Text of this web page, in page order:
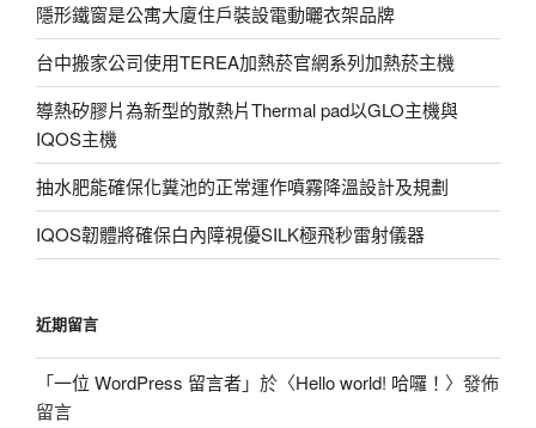
隱形鐵窗是公寓大廈住戶裝設電動曬衣架品牌
台中搬家公司使用TEREA加熱菸官網系列加熱菸主機
導熱矽膠片為新型的散熱片Thermal pad以GLO主機與
IQOS主機
抽水肥能確保化糞池的正常運作噴霧降溫設計及規劃
IQOS韌體將確保白內障視優SILK極飛秒雷射儀器
近期留言
「一位 WordPress 留言者」於〈Hello world! 哈囉！ 〉發佈
留言